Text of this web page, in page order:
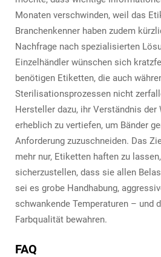
Monaten verschwinden, weil das
Branchenkenner haben zudem
Nachfrage nach spezialisierten
Einzelhändler wünschen sich
benötigen Etiketten, die auch
Sterilisationsprozessen nicht
Hersteller dazu, ihr Verständnis
erheblich zu vertiefen, um Bänder
Anforderung zuzuschneiden. Das
mehr nur, Etiketten haften zu
sicherzustellen, dass sie allen
sei es grobe Handhabung,
schwankende Temperaturen – und
Farbqualität bewahren.
FAQ